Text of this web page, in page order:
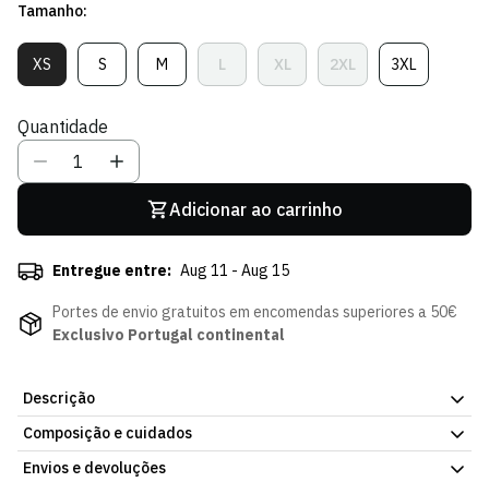
Sócio
Tamanho:
XSVariante
Esgotada
Indisponível
SVariante
Esgotada
Indisponível
MVariante
Esgotada
LVariante
Esgotada
XL
Variante
Esgotada
2XLVariante
Esgotada
3XLVariante
Esgotada
Quantidade
Adicionar ao carrinho
Entregue entre: Aug 11 - Aug 15
Portes de envio gratuitos em encomendas superiores a 50€
Exclusivo Portugal continental
Descrição
Representa o Sporting CP com a Camisa Otherwise Verde
Escura. Com um design elegante, esta peça adapta-se a
Composição e cuidados
lavar à mão em água fria
Envios e devoluções